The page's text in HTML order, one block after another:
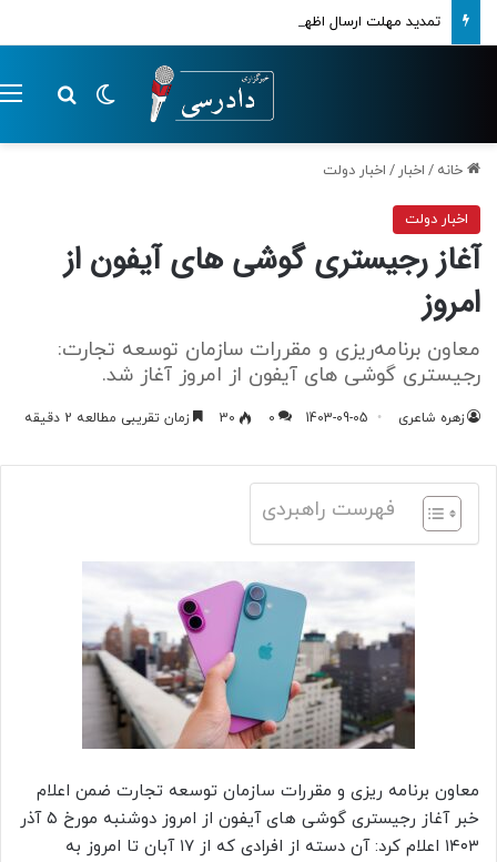
تمدید مهلت ارسال اظهارنامه‌های مالیاتی تا پایان تابستان 1405
تغییر پوسته
خانه / اخبار / اخبار دولت
اخبار دولت
آغاز رجیستری گوشی های آیفون از
امروز
معاون برنامه‌ریزی و مقررات سازمان توسعه تجارت:
رجیستری گوشی های آیفون از امروز آغاز شد.
زهره شاعری 1403-09-05
0
30 زمان تقریبی مطالعه 2 دقیقه
فهرست راهبردی
معاون برنامه ریزی و مقررات سازمان توسعه تجارت ضمن اعلام
خبر آغاز رجیستری گوشی های آیفون از امروز دوشنبه مورخ ۵ آذر
۱۴۰۳ اعلام کرد: آن دسته از افرادی که از ۱۷ آبان تا امروز به